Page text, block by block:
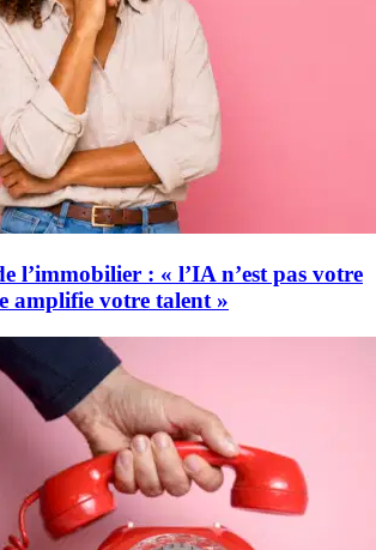
l’immobilier : « l’IA n’est pas votre
amplifie votre talent »